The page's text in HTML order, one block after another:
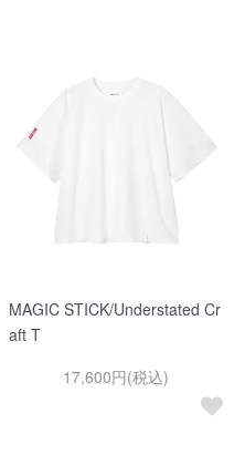
MAGIC STICK/Understated Cr
aft T
17,600円(税込)